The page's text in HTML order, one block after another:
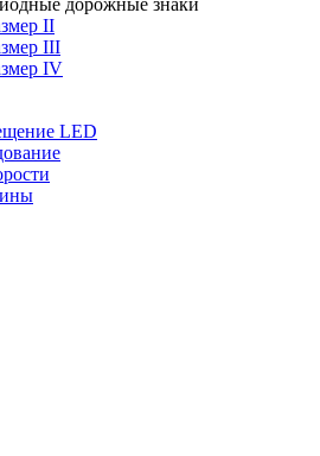
дорожные знаки
II
III
IV
LED